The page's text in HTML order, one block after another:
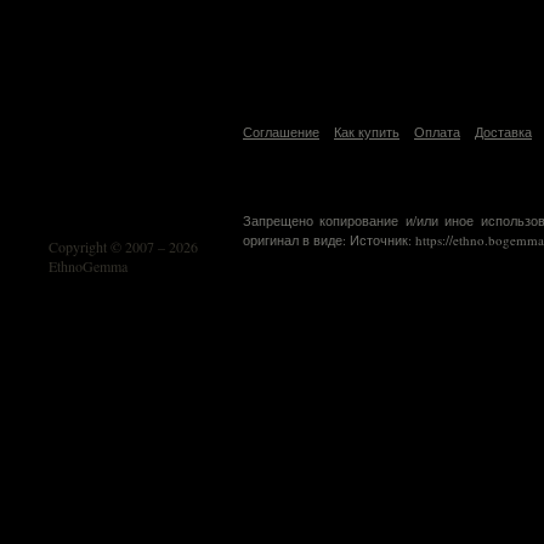
Copyright © 2007 – 2026
EthnoGemma
Соглашение Как купить Оплата Доставка
Запрещено копирование и/или иное
оригинал в виде: Источник: https://